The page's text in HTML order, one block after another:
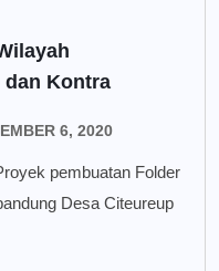
dan Kontra
6, 2020
pembuatan Folder
Desa Citeureup